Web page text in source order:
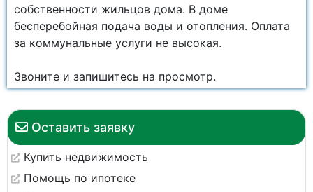
Оставить заявку
Купить недвижимость
Помощь по ипотеке
собственности жильцов дома. В доме
бесперебойная подача воды и отопления. Оплата
за коммунальные услуги не высокая.
Звоните и запишитесь на просмотр.